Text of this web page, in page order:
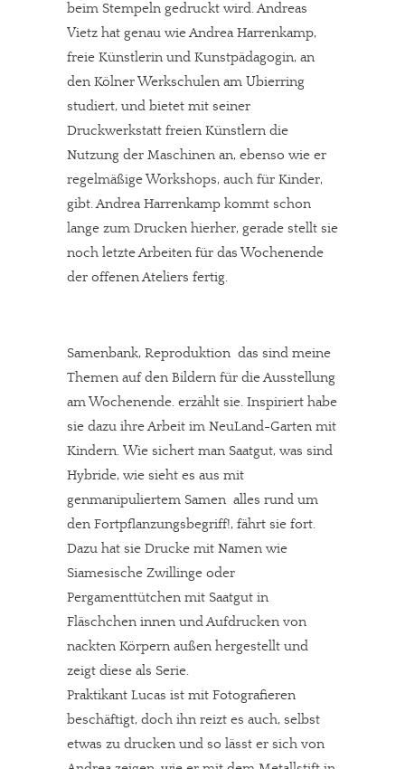
beim Stempeln gedruckt wird. Andreas
Vietz hat genau wie Andrea Harrenkamp,
freie Künstlerin und Kunstpädagogin, an
den Kölner Werkschulen am Ubierring
studiert, und bietet mit seiner
Druckwerkstatt freien Künstlern die
Nutzung der Maschinen an, ebenso wie er
regelmäßige Workshops, auch für Kinder,
gibt. Andrea Harrenkamp kommt schon
lange zum Drucken hierher, gerade stellt sie
noch letzte Arbeiten für das Wochenende
der offenen Ateliers fertig.
Samenbank, Reproduktion  das sind meine
Themen auf den Bildern für die Ausstellung
am Wochenende. erzählt sie. Inspiriert habe
sie dazu ihre Arbeit im NeuLand-Garten mit
Kindern. Wie sichert man Saatgut, was sind
Hybride, wie sieht es aus mit
genmanipuliertem Samen  alles rund um
den Fortpflanzungsbegriff!, fährt sie fort.
Dazu hat sie Drucke mit Namen wie
Siamesische Zwillinge oder
Pergamenttütchen mit Saatgut in
Fläschchen innen und Aufdrucken von
nackten Körpern außen hergestellt und
zeigt diese als Serie.
Praktikant Lucas ist mit Fotografieren
beschäftigt, doch ihn reizt es auch, selbst
etwas zu drucken und so lässt er sich von